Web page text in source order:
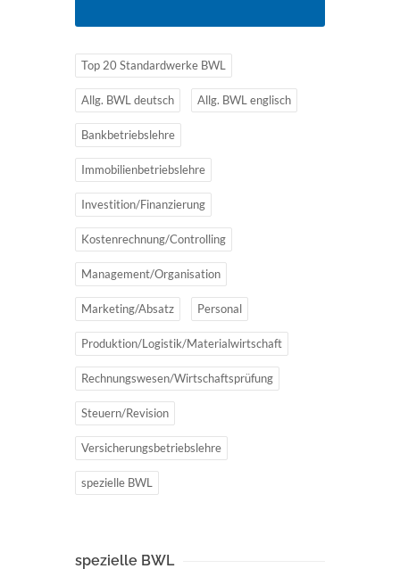
Top 20 Standardwerke BWL
Allg. BWL deutsch Allg. BWL englisch
Bankbetriebslehre
Immobilienbetriebslehre
Investition/Finanzierung
Kostenrechnung/Controlling
Management/Organisation
Marketing/Absatz Personal
Produktion/Logistik/Materialwirtschaft
Rechnungswesen/Wirtschaftsprüfung
Steuern/Revision
Versicherungsbetriebslehre
spezielle BWL
spezielle BWL